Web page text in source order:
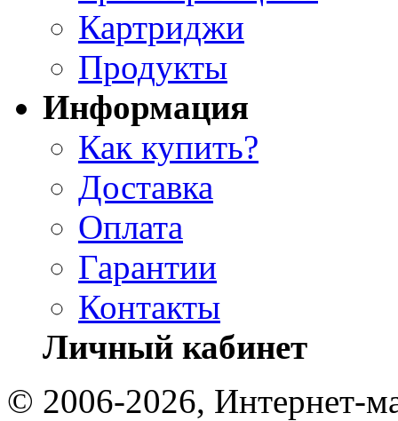
Картриджи
Продукты
Информация
Как купить?
Доставка
Оплата
Гарантии
Контакты
Личный кабинет
© 2006-2026, Интернет-